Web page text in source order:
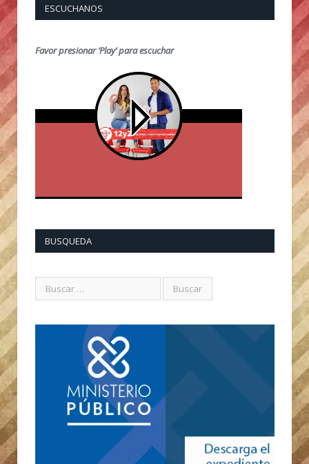
ESCUCHANOS
Favor presionar ‘Play’ para escuchar
BUSQUEDA